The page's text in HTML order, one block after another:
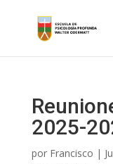
2025-
por Francisco |